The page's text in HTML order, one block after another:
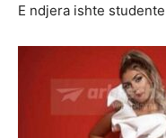
E ndjera ishte